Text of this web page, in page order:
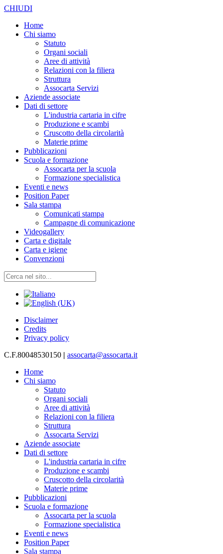
CHIUDI
Home
Chi siamo
Statuto
Organi sociali
Aree di attività
Relazioni con la filiera
Struttura
Assocarta Servizi
Aziende associate
Dati di settore
L'industria cartaria in cifre
Produzione e scambi
Cruscotto della circolarità
Materie prime
Pubblicazioni
Scuola e formazione
Assocarta per la scuola
Formazione specialistica
Eventi e news
Position Paper
Sala stampa
Comunicati stampa
Campagne di comunicazione
Videogallery
Carta e digitale
Carta e igiene
Convenzioni
Disclaimer
Credits
Privacy policy
C.F.80048530150 | assocarta@assocarta.it
Home
Chi siamo
Statuto
Organi sociali
Aree di attività
Relazioni con la filiera
Struttura
Assocarta Servizi
Aziende associate
Dati di settore
L'industria cartaria in cifre
Produzione e scambi
Cruscotto della circolarità
Materie prime
Pubblicazioni
Scuola e formazione
Assocarta per la scuola
Formazione specialistica
Eventi e news
Position Paper
Sala stampa